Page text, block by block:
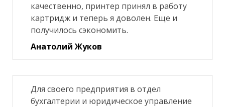
качественно, принтер принял в работу
картридж и теперь я доволен. Еще и
получилось сэкономить.
Анатолий Жуков
Для своего предприятия в отдел
бухгалтерии и юридическое управление